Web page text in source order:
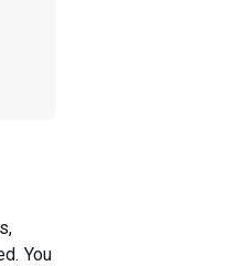
You